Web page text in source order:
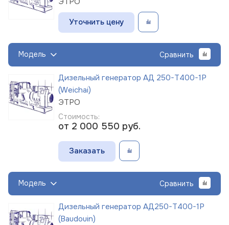
Уточнить цену
Модель Сравнить
Дизельный генератор АД 250-Т400-1Р
(Weichai)
ЭТРО
Стоимость:
от 2 000 550 руб.
Заказать
Модель Сравнить
Дизельный генератор АД250-Т400-1Р
(Baudouin)